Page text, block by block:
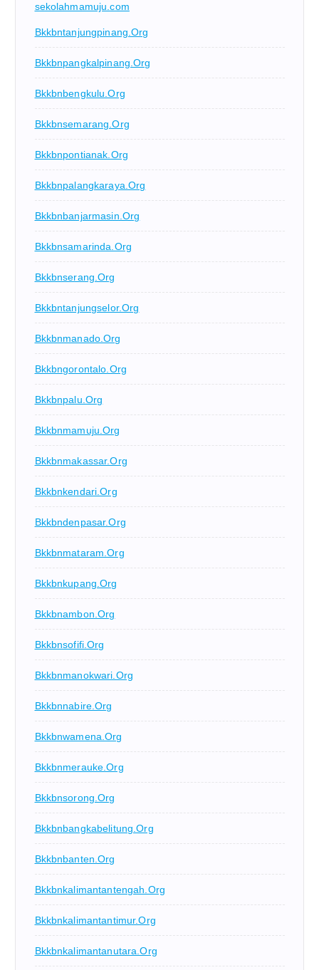
sekolahmamuju.com
Bkkbntanjungpinang.org
Bkkbnpangkalpinang.org
Bkkbnbengkulu.org
Bkkbnsemarang.org
Bkkbnpontianak.org
Bkkbnpalangkaraya.org
Bkkbnbanjarmasin.org
Bkkbnsamarinda.org
Bkkbnserang.org
Bkkbntanjungselor.org
Bkkbnmanado.org
Bkkbngorontalo.org
Bkkbnpalu.org
Bkkbnmamuju.org
Bkkbnmakassar.org
Bkkbnkendari.org
Bkkbndenpasar.org
Bkkbnmataram.org
Bkkbnkupang.org
Bkkbnambon.org
Bkkbnsofifi.org
Bkkbnmanokwari.org
Bkkbnnabire.org
Bkkbnwamena.org
Bkkbnmerauke.org
Bkkbnsorong.org
Bkkbnbangkabelitung.org
Bkkbnbanten.org
Bkkbnkalimantantengah.org
Bkkbnkalimantantimur.org
Bkkbnkalimantanutara.org